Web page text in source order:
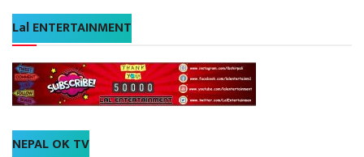
Lal ENTERTAINMENT
NEPAL OK TV